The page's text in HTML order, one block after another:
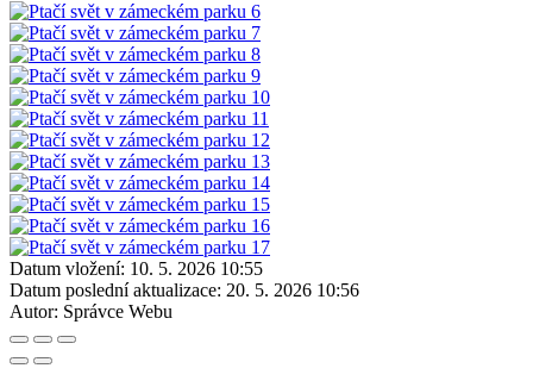
Datum vložení: 10. 5. 2026 10:55
Datum poslední aktualizace: 20. 5. 2026 10:56
Autor: Správce Webu